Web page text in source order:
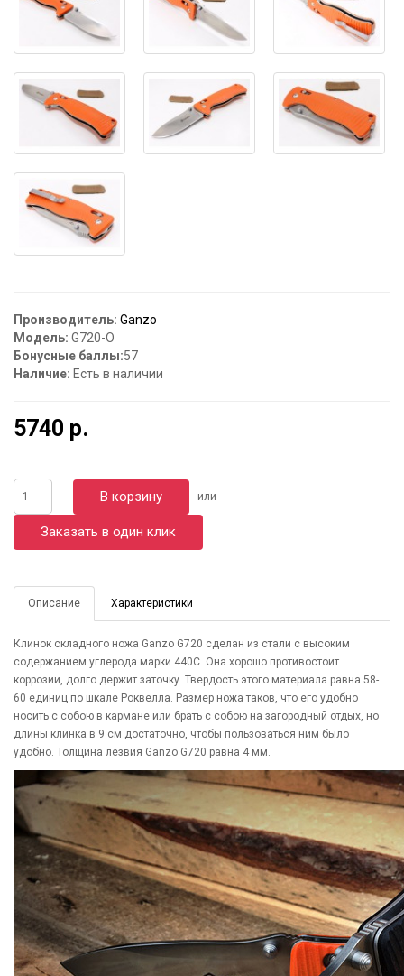
Производитель: Ganzo
Модель: G720-O
Бонусные баллы:57
Наличие: Есть в наличии
5740 р.
В корзину - или -
Заказать в один клик
Описание Характеристики
Клинок складного ножа Ganzo G720 сделан из стали с высоким
содержанием углерода марки 440C. Она хорошо противостоит
коррозии, долго держит заточку. Твердость этого материала равна 58-
60 единиц по шкале Роквелла. Размер ножа таков, что его удобно
носить с собою в кармане или брать с собою на загородный отдых, но
длины клинка в 9 см достаточно, чтобы пользоваться ним было
удобно. Толщина лезвия Ganzo G720 равна 4 мм.